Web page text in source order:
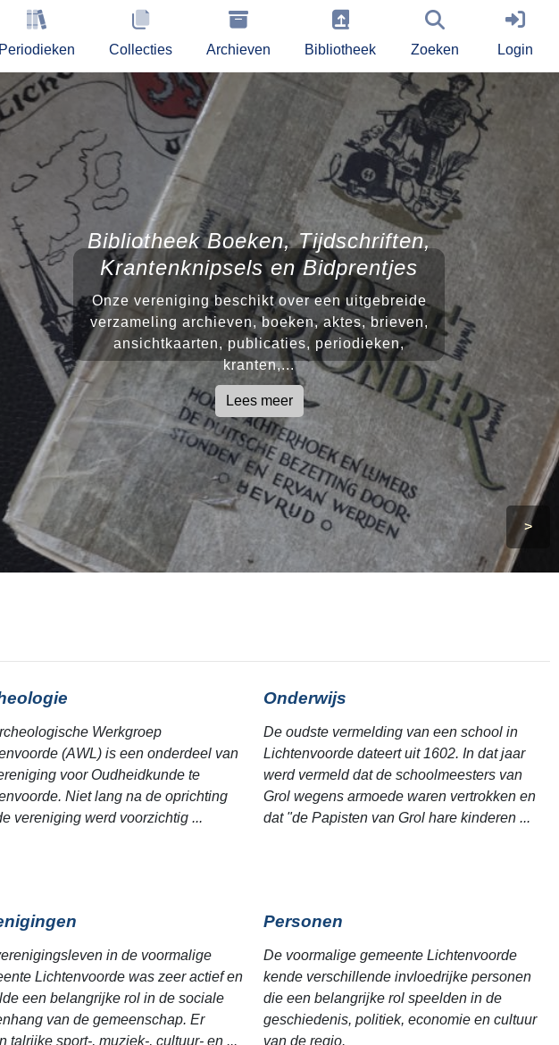
Periodieken Collecties Archieven Bibliotheek Zoeken Login
Bibliotheek Boeken, Tijdschriften,
Krantenknipsels en Bidprentjes
Onze vereniging beschikt over een uitgebreide
verzameling archieven, boeken, aktes, brieven,
ansichtkaarten, publicaties, periodieken,
kranten,...
Lees meer
>
Werkgroep
(AWL) is een onderdeel van
voor Oudheidkunde te
Niet lang na de oprichting
vereniging werd voorzichtig ...
Onderwijs
De oudste vermelding van een school in
Lichtenvoorde dateert uit 1602. In dat jaar
werd vermeld dat de schoolmeesters van
Grol wegens armoede waren vertrokken en
dat "de Papisten van Grol hare kinderen ...
in de voormalige
Lichtenvoorde was zeer actief en
een belangrijke rol in de sociale
van de gemeenschap. Er
talrijke sport-, muziek-, cultuur- en ...
Personen
De voormalige gemeente Lichtenvoorde
kende verschillende invloedrijke personen
die een belangrijke rol speelden in de
geschiedenis, politiek, economie en cultuur
van de regio.